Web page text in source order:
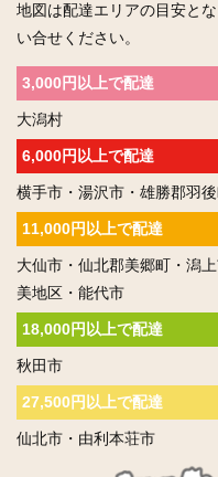
地図は配達エリアの目安と
い合せください。
3,000円以上で配達
大潟村
6,000円以上で配達
横手市・湯沢市・雄勝郡羽
11,000円以上で配達
大仙市・仙北郡美郷町・潟
美地区・能代市
18,000円以上で配達
秋田市
27,500円以上で配達
仙北市・由利本荘市